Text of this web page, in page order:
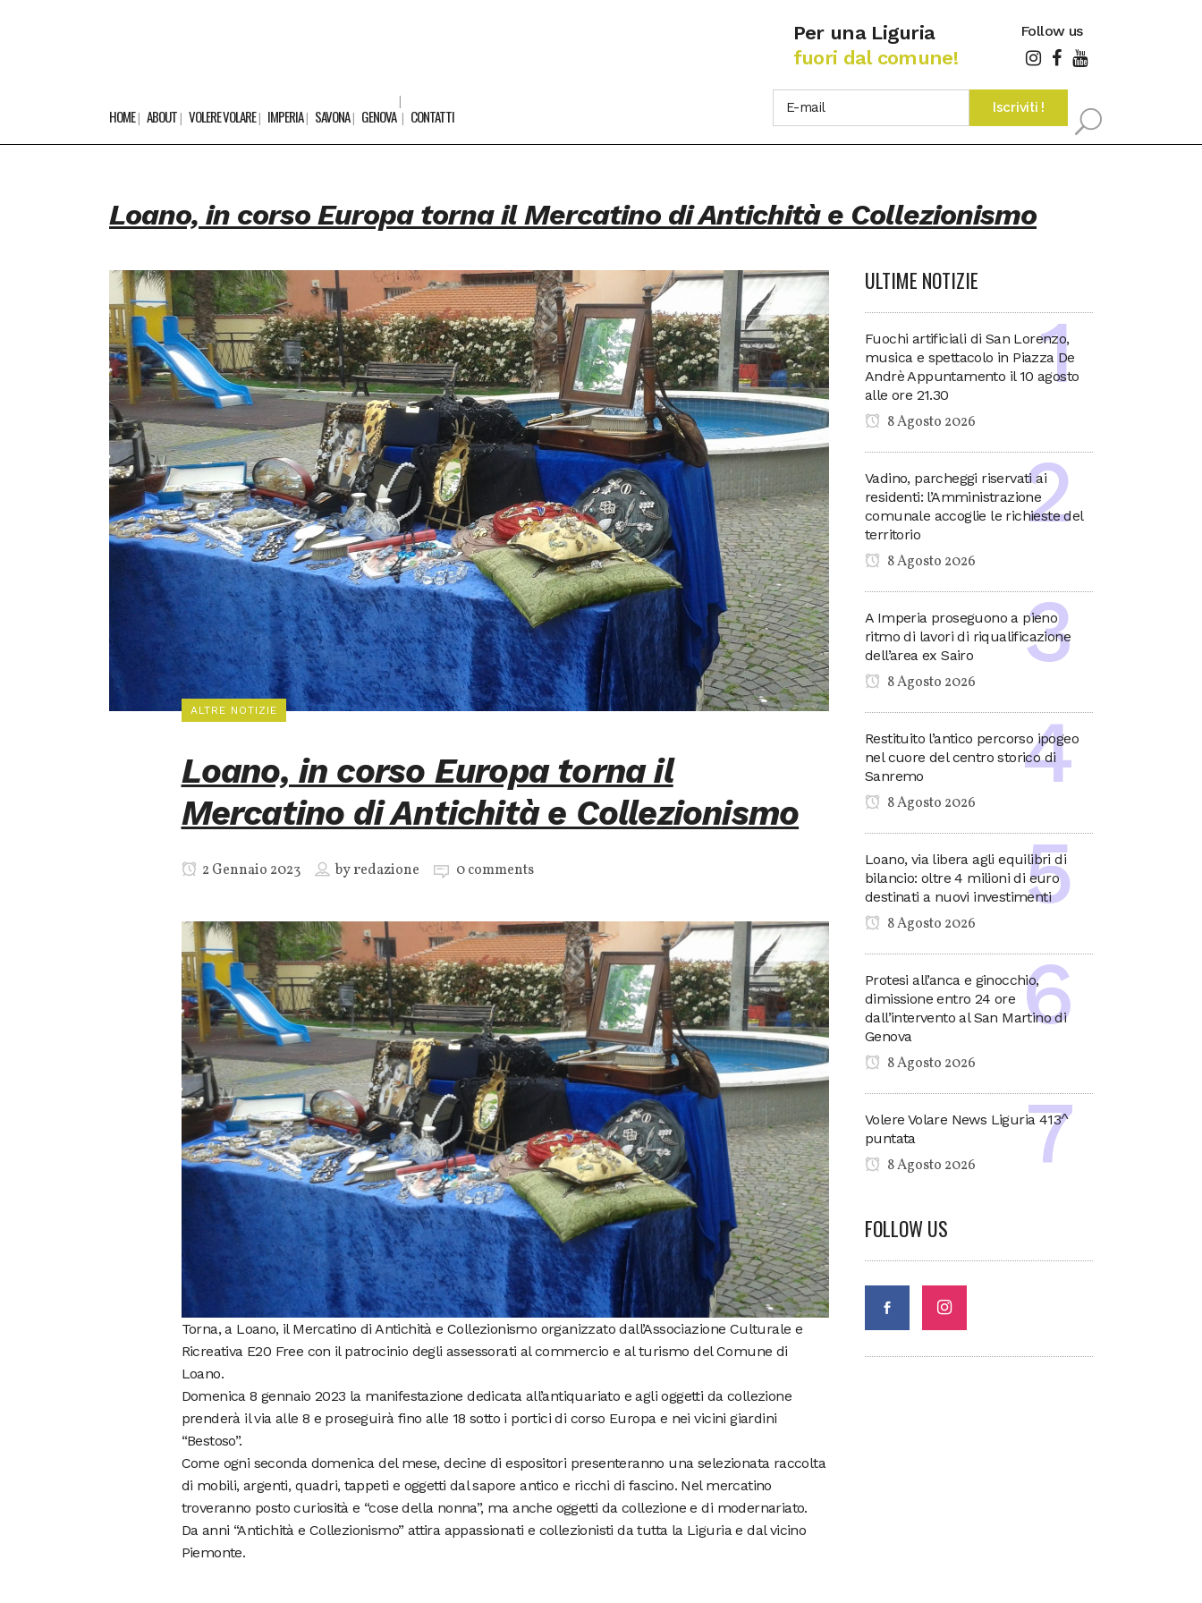
Per una Liguria
fuori dal comune!
Follow us
HOME ABOUT VOLERE VOLARE IMPERIA SAVONA GENOVA CONTATTI
Loano, in corso Europa torna il Mercatino di Antichità e Collezionismo
ALTRE NOTIZIE
Loano, in corso Europa torna il
Mercatino di Antichità e Collezionismo
2 Gennaio 2023 byredazione 0 comments
Torna, a Loano, il Mercatino di Antichità e Collezionismo organizzato dall’Associazione Culturale e
Ricreativa E20 Free con il patrocinio degli assessorati al commercio e al turismo del Comune di
Loano.
Domenica 8 gennaio 2023 la manifestazione dedicata all’antiquariato e agli oggetti da collezione
prenderà il via alle 8 e proseguirà fino alle 18 sotto i portici di corso Europa e nei vicini giardini
“Bestoso”.
Come ogni seconda domenica del mese, decine di espositori presenteranno una selezionata raccolta
di mobili, argenti, quadri, tappeti e oggetti dal sapore antico e ricchi di fascino. Nel mercatino
troveranno posto curiosità e “cose della nonna”, ma anche oggetti da collezione e di modernariato.
Da anni “Antichità e Collezionismo” attira appassionati e collezionisti da tutta la Liguria e dal vicino
Piemonte.
ULTIME NOTIZIE
Fuochi artificiali di San Lorenzo,
musica e spettacolo in Piazza De
Andrè Appuntamento il 10 agosto
alle ore 21.30
8 Agosto 2026
Vadino, parcheggi riservati ai
residenti: l’Amministrazione
comunale accoglie le richieste del
territorio
8 Agosto 2026
A Imperia proseguono a pieno
ritmo di lavori di riqualificazione
dell’area ex Sairo
8 Agosto 2026
Restituito l’antico percorso ipogeo
nel cuore del centro storico di
Sanremo
8 Agosto 2026
Loano, via libera agli equilibri di
bilancio: oltre 4 milioni di euro
destinati a nuovi investimenti
8 Agosto 2026
Protesi all’anca e ginocchio,
dimissione entro 24 ore
dall’intervento al San Martino di
Genova
8 Agosto 2026
Volere Volare News Liguria 413^
puntata
8 Agosto 2026
FOLLOW US